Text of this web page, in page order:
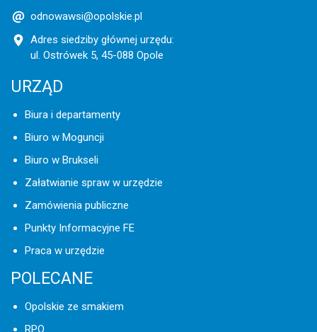
odnowawsi@opolskie.pl
Adres siedziby głównej urzędu:
ul. Ostrówek 5, 45-088 Opole
URZĄD
Biura i departamenty
Biuro w Moguncji
Biuro w Brukseli
Załatwianie spraw w urzędzie
Zamówienia publiczne
Punkty Informacyjne FE
Praca w urzędzie
POLECANE
Opolskie ze smakiem
RPO